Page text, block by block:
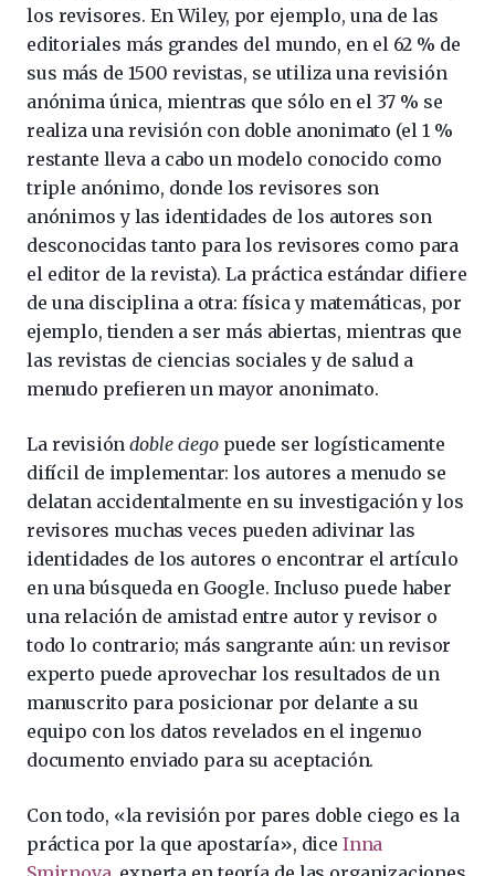
los revisores. En Wiley, por ejemplo, una de las
editoriales más grandes del mundo, en el 62 % de
sus más de 1500 revistas, se utiliza una revisión
anónima única, mientras que sólo en el 37 % se
realiza una revisión con doble anonimato (el 1 %
restante lleva a cabo un modelo conocido como
triple anónimo, donde los revisores son
anónimos y las identidades de los autores son
desconocidas tanto para los revisores como para
el editor de la revista). La práctica estándar difiere
de una disciplina a otra: física y matemáticas, por
ejemplo, tienden a ser más abiertas, mientras que
las revistas de ciencias sociales y de salud a
menudo prefieren un mayor anonimato.
La revisióndoble ciego puede ser logísticamente
difícil de implementar: los autores a menudo se
delatan accidentalmente en su investigación y los
revisores muchas veces pueden adivinar las
identidades de los autores o encontrar el artículo
en una búsqueda en Google. Incluso puede haber
una relación de amistad entre autor y revisor o
todo lo contrario; más sangrante aún: un revisor
experto puede aprovechar los resultados de un
manuscrito para posicionar por delante a su
equipo con los datos revelados en el ingenuo
documento enviado para su aceptación.
Con todo, «la revisión por pares doble ciego es la
práctica por la que apostaría», dice Inna